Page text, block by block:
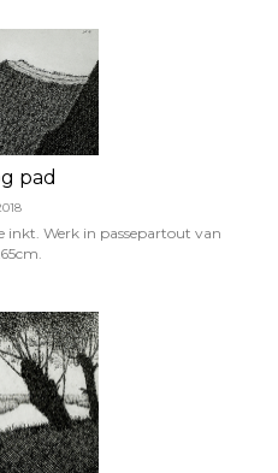
pad
inkt. Werk in passepartout van